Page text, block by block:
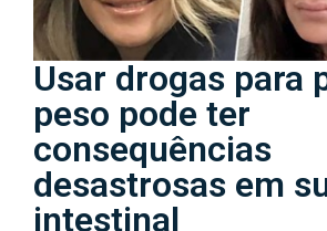
Usar drogas para
peso pode ter
consequências
desastrosas em
intestinal